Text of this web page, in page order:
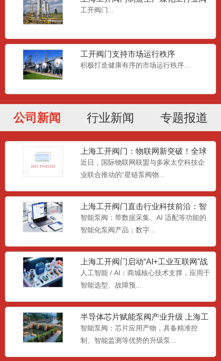
积极打造健康有序的市场运行秩序...
公司新闻 行业新闻 专题报道
上海工开阀门：物联网新突破！全球
业联合推动的“星链泵阀物...
上海工开阀门直击行业科技前沿：智
能革新与材料突破引领产业升
智能泵阀：带数据采集、AI 适配等功能的
智能化泵阀产品；数字...
上海工开阀门启动“AI+工业互联网”战
略升级 重构流体控制
人工智能 / AI：商城核心技术支撑，应用于
智能选型、故障预...
半导体芯片赋能泵阀产业升级 上海工
开阀门搭建智能化供需桥梁
智能泵阀：芯片应用产物，具备精准控
制、智能监测等优势的升级泵...
上海工开阀门锚定新能源清洁赛道 以
设备创新助力绿色能源升级
光伏产业：新能源重要分支，商城研发的
4G物联蝶阀|无线电动蝶阀|电动智能
蝶阀|物联网蝶阀|数字
4G无线远程控制蝶阀由中线蝶阀阀体+4G
物联网精小型电动执行...
4G智能球阀|物联网智能球阀|物联阀
智能电动球阀各类联网通讯方式（核心主
物联网单元阀|智慧阀门|4G电动阀门|
物联网单元阀（又称物联网智能调控阀/单
元平衡阀）是一款集成流...
疏水器CS41H请选购上海工开阀门制造有
限公司生产的产品。...
止回阀|旋启式止回阀|自密封旋启式
止回阀|H62Y|H44
止回阀|旋启式止回阀|自密封旋启式止回
阀|H62Y|H44H...